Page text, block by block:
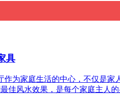
具
为家庭生活的中心，不仅是
佳风水效果，是每个家庭主人